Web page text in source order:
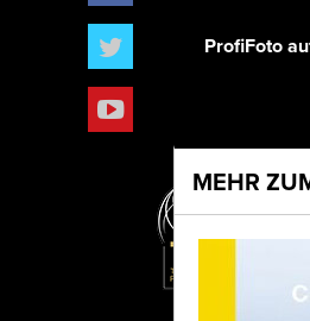
MEHR
ProfiFoto